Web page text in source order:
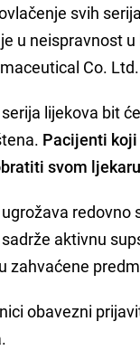
svih
u neispravnost
Co. Ltd.
lijekova bit
Pacijenti
svom
aktivnu
zahvaćene
obavezni